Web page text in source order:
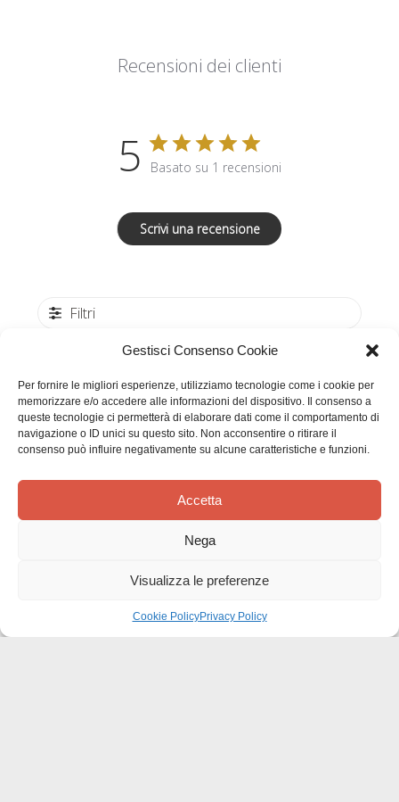
Gestisci Consenso Cookie
Per fornire le migliori esperienze, utilizziamo tecnologie come i cookie per
memorizzare e/o accedere alle informazioni del dispositivo. Il consenso a
queste tecnologie ci permetterà di elaborare dati come il comportamento di
navigazione o ID unici su questo sito. Non acconsentire o ritirare il
consenso può influire negativamente su alcune caratteristiche e funzioni.
Accetta
Nega
Visualizza le preferenze
Cookie PolicyPrivacy Policy
Recensioni dei clienti
5 Basato su 1 recensioni
Scrivi una recensione
Filtri
SAVERIO D.
Acquirente verificato
Bella la forma grafica, I
Bella la forma grafica, I contenuti sono di una profondità
comunitaria e personale. Il libro accessibile a tutti nel
Data
di
25/12/21